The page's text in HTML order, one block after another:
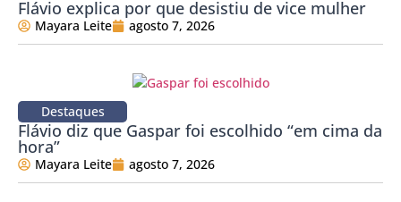
Flávio explica por que desistiu de vice mulher
Mayara Leite agosto 7, 2026
Destaques
Flávio diz que Gaspar foi escolhido “em cima da
hora”
Mayara Leite agosto 7, 2026